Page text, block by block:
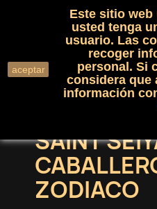
search
SAINT
ZODIACO
aceptar
Este sitio
usted tenga
usuario. Las
recoger
personal. Si
considera que
información